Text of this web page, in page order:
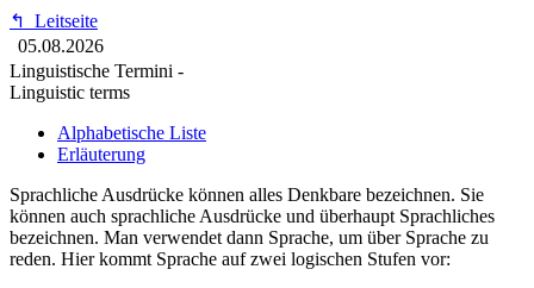
↰
Leitseite
05.08.2026
Linguistische Termini -
Linguistic terms
Alphabetische Liste
Erläuterung
Sprachliche Ausdrücke können alles Denkbare bezeichnen. Sie
können auch sprachliche Ausdrücke und überhaupt Sprachliches
bezeichnen. Man verwendet dann Sprache, um über Sprache zu
reden. Hier kommt Sprache auf zwei logischen Stufen vor: